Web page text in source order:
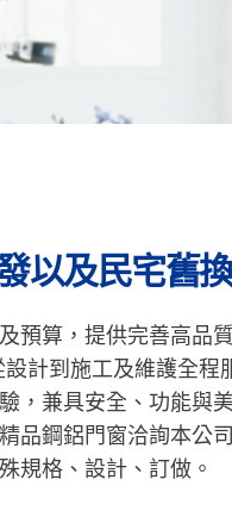
以及民宅舊
預算，提供完善高品
計到施工及維護全
，兼具安全、功能與
品鋼鋁門窗洽詢本公
規格、設計、訂做。